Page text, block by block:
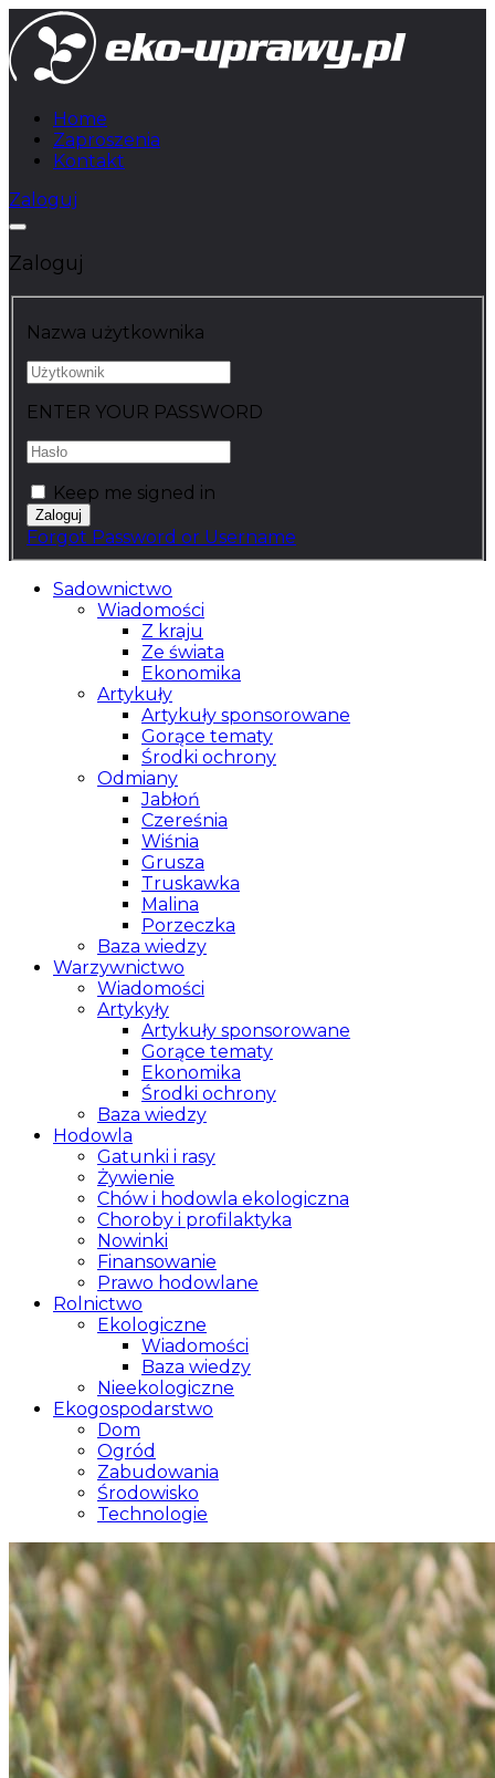
Home
Zaproszenia
Kontakt
Zaloguj
Zaloguj
Nazwa użytkownika
ENTER YOUR PASSWORD
Keep me signed in
Forgot Password or Username
Sadownictwo
Wiadomości
Z kraju
Ze świata
Ekonomika
Artykuły
Artykuły sponsorowane
Gorące tematy
Środki ochrony
Odmiany
Jabłoń
Czereśnia
Wiśnia
Grusza
Truskawka
Malina
Porzeczka
Baza wiedzy
Warzywnictwo
Wiadomości
Artykyły
Artykuły sponsorowane
Gorące tematy
Ekonomika
Środki ochrony
Baza wiedzy
Hodowla
Gatunki i rasy
Żywienie
Chów i hodowla ekologiczna
Choroby i profilaktyka
Nowinki
Finansowanie
Prawo hodowlane
Rolnictwo
Ekologiczne
Wiadomości
Baza wiedzy
Nieekologiczne
Ekogospodarstwo
Dom
Ogród
Zabudowania
Środowisko
Technologie